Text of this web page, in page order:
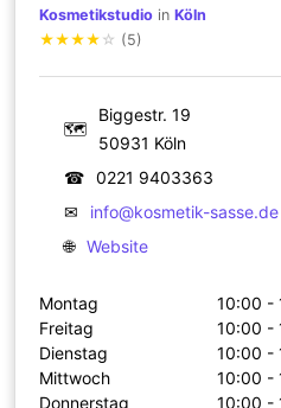
Kosmetikstudio inKöln
★★★★ ☆ (5)
🗺
Biggestr. 19
50931 Köln
☎
0221 9403363
✉
info@kosmetik-sasse.de
🌐 Website
Montag
10:00 -
Freitag
10:00 -
Dienstag
10:00 -
Mittwoch
10:00 -
Donnerstag
10:00 -